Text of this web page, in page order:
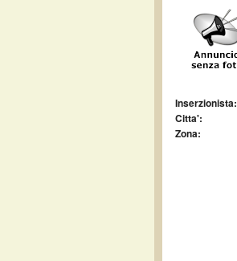
Inserzionista:
Citta':
Zona: